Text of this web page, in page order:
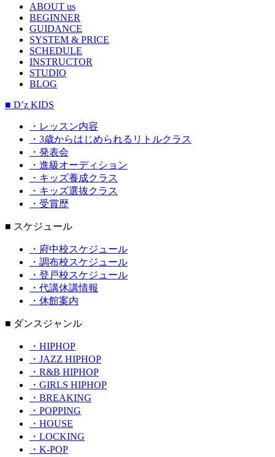
ABOUT us
BEGINNER
GUIDANCE
SYSTEM & PRICE
SCHEDULE
INSTRUCTOR
STUDIO
BLOG
■ D’z KIDS
・レッスン内容
・3歳からはじめられるリトルクラス
・発表会
・進級オーディション
・キッズ養成クラス
・キッズ選抜クラス
・受賞歴
■ スケジュール
・府中校スケジュール
・調布校スケジュール
・登戸校スケジュール
・代講休講情報
・休館案内
■ ダンスジャンル
・HIPHOP
・JAZZ HIPHOP
・R&B HIPHOP
・GIRLS HIPHOP
・BREAKING
・POPPING
・HOUSE
・LOCKING
・K-POP